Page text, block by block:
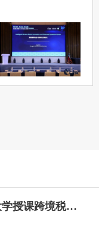
财务税务服务专题研修班